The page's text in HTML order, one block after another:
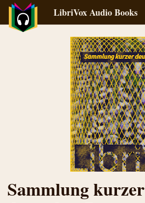
LibriVox Audio Books
Sammlung kurzer